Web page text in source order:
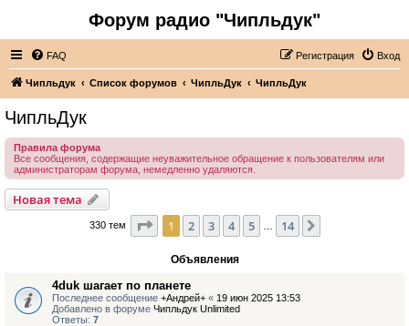
Форум радио "Чипльдук"
FAQ Вход
Регистрация
Чипльдук Список форумов ЧипльДук ЧипльДук
ЧипльДук
Правила форума
Все сообщения, содержащие неуважительное обращение к пользователям или
администраторам форума, немедленно удаляются.
Новая тема
330 тем Страница из 14
1 2 3 4 5 14
Объявления
4duk шагает по планете
Последнее сообщение +Андрей+ « 19 июн 2025 13:53
Добавлено в форуме Чипльдук Unlimited
Ответы: 7